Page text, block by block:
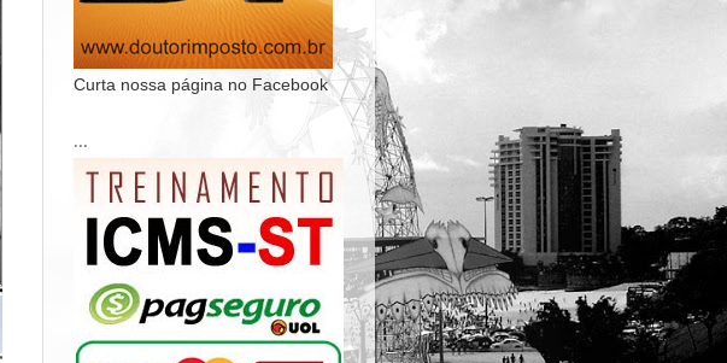
Curta nossa página no Facebook
...